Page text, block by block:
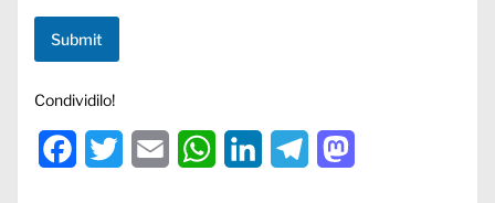
Submit
Condividilo!
Facebook
Twitter Email WhatsAppLinkedInTelegram